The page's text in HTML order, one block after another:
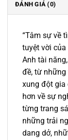
ĐÁNH GIÁ (0)
“Tâm sự về
tuyệt vời
Anh tài
đề, từ những
xung đột gia
hơn về sự
từng trang
những trải
dang dở,